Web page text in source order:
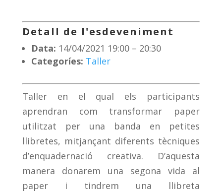
Detall de l'esdeveniment
Data: 14/04/2021 19:00– 20:30
Categoríes: Taller
Taller en el qual els participants
aprendran com transformar paper
utilitzat per una banda en petites
llibretes, mitjançant diferents tècniques
d’enquadernació creativa. D’aquesta
manera donarem una segona vida al
paper i tindrem una llibreta